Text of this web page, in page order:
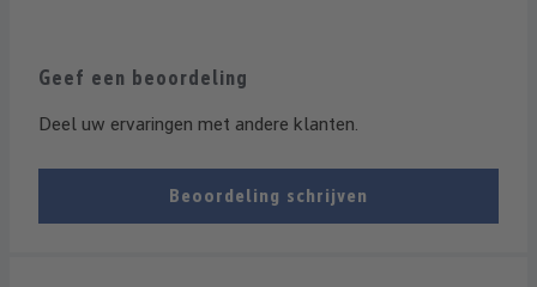
Geef een beoordeling
Deel uw ervaringen met andere klanten.
Beoordeling schrijven